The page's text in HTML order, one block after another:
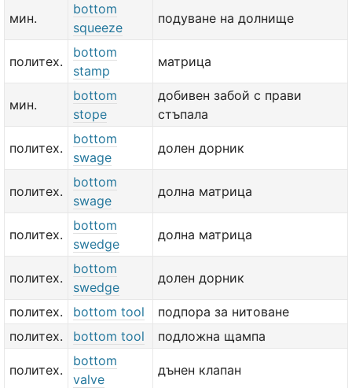
мин.
bottom
squeeze
подуване на долнище
политех.
bottom
stamp
матрица
мин.
bottom
stope
добивен забой с прави
стъпала
политех.
bottom
swage
долен дорник
политех.
bottom
swage
долна матрица
политех.
bottom
swedge
долна матрица
политех.
bottom
swedge
долен дорник
политех. bottom tool
подпора за нитоване
политех.
bottom tool подложна щампа
политех.
bottom
valve
дънен клапан